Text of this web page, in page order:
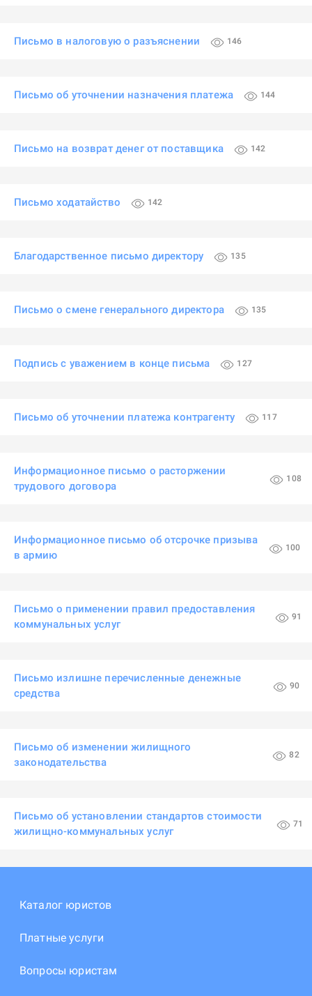
Письмо в налоговую о разъяснении 146
Письмо об уточнении назначения платежа 144
Письмо на возврат денег от поставщика 142
Письмо ходатайство 142
Благодарственное письмо директору 135
Письмо о смене генерального директора 135
Подпись с уважением в конце письма 127
Письмо об уточнении платежа контрагенту 117
Информационное письмо о расторжении
трудового договора
108
Информационное письмо об отсрочке призыва
в армию
100
Письмо о применении правил предоставления
коммунальных услуг
91
Письмо излишне перечисленные денежные
средства
90
Письмо об изменении жилищного
законодательства
82
Письмо об установлении стандартов стоимости
жилищно-коммунальных услуг
71
Каталог юристов
Платные услуги
Вопросы юристам